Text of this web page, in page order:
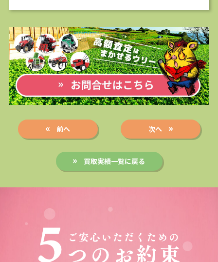
前へ 次へ
買取実績一覧に戻る